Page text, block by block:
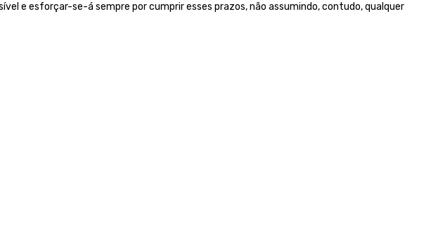
e esforçar-se-á sempre por cumprir esses prazos, não assumindo, contudo, qualquer